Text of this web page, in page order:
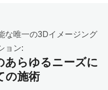
な唯一の3Dイメージング
ョン:
あらゆるニーズに
の施術